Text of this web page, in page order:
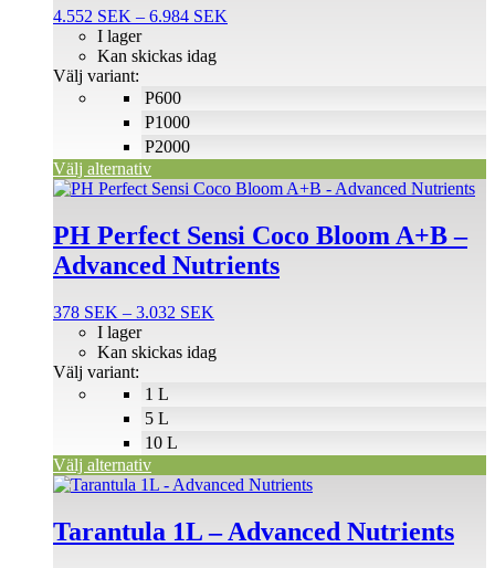
4.552 SEK – 6.984 SEK
P600
P1000
P2000
I lager
Kan skickas idag
Välj variant:
Välj alternativ
De
olika
alternativen
kan
väljas
produktsidan
PH Perfect Sensi Coco Bloom A+B –
Advanced Nutrients
378 SEK – 3.032 SEK
till
1 L
5 L
10 L
I lager
Kan skickas idag
Välj variant:
Välj alternativ
Den
produkten
har
flera
De
olika
alternativen
kan
väljas
produktsidan
Tarantula 1L – Advanced Nutrients